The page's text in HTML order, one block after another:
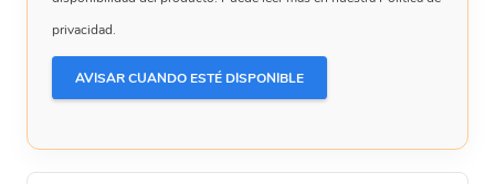
privacidad.